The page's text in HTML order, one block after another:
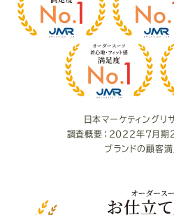
様
満
日本マーケティングリ
調査概要：2022年7月期
ブランドの顧客